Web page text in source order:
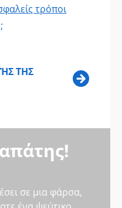
τρόποι
ΤΗΣ
σε μια φάρσα,